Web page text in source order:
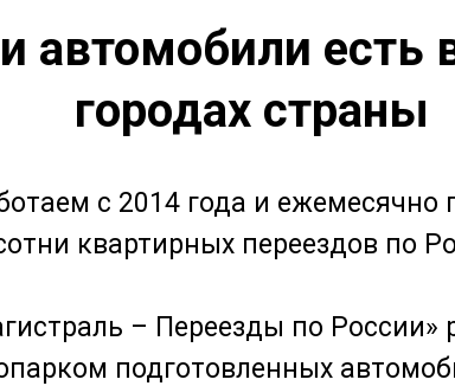
с 2014 года и ежемесячно
квартирных переездов по
– Переезды по России»
подготовленных
автомобили есть
городах страны